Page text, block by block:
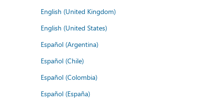
English (United Kingdom)
English (United States)
Español (Argentina)
Español (Chile)
Español (Colombia)
Español (España)